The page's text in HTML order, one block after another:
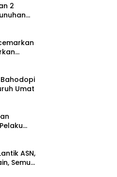
2
Polisi
Bahodopi
Umat
Sesuai
ASN,
Semua